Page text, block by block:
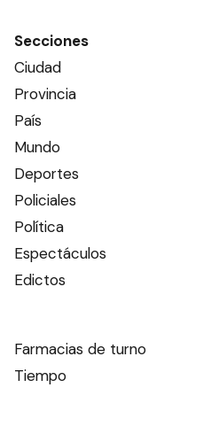
Secciones
Ciudad
Provincia
País
Mundo
Deportes
Policiales
Política
Espectáculos
Edictos
Farmacias de turno
Tiempo